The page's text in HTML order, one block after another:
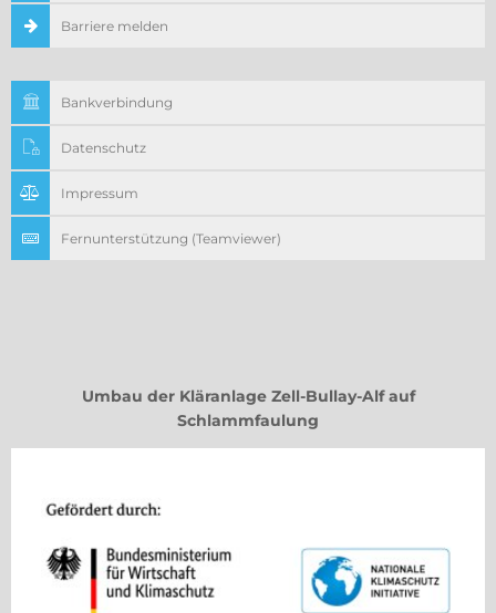
Barriere melden
Bankverbindung
Datenschutz
Impressum
Fernunterstützung (Teamviewer)
Umbau der Kläranlage Zell-Bullay-Alf auf
Schlammfaulung